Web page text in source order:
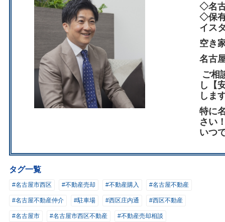
◇名
◇保
イス
空き
名古
ご相
し【
しま
特に
さい
いつ
タグ一覧
#名古屋市西区 #不動産売却 #不動産購入 #名古屋不動産
#名古屋不動産仲介 #駐車場 #西区庄内通 #西区不動産
#名古屋市 #名古屋市西区不動産 #不動産売却相談